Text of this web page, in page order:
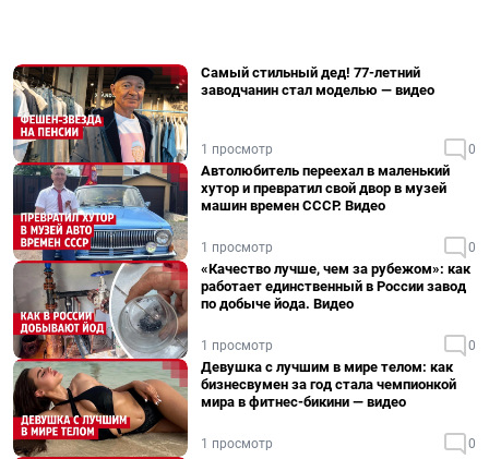
Самый стильный дед! 77-летний
заводчанин стал моделью — видео
1 просмотр 0
Автолюбитель переехал в маленький
хутор и превратил свой двор в музей
машин времен СССР. Видео
1 просмотр 0
«Качество лучше, чем за рубежом»: как
работает единственный в России завод
по добыче йода. Видео
1 просмотр 0
Девушка с лучшим в мире телом: как
бизнесвумен за год стала чемпионкой
мира в фитнес-бикини — видео
1 просмотр 0